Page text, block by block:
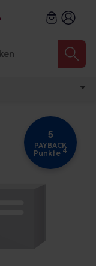
5
PAYBACK
Punkte 4